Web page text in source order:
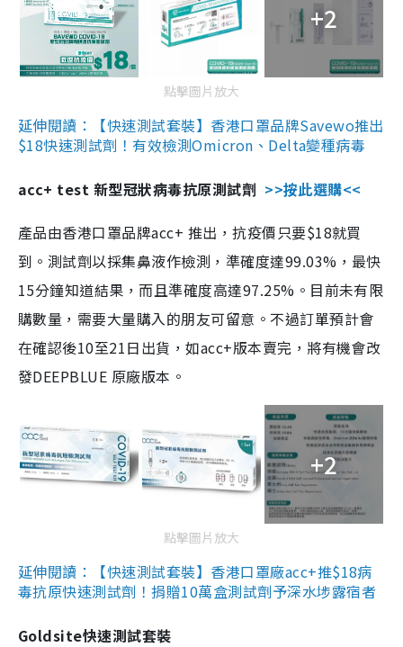
+2
點擊圖片放大
延伸閱讀：【快速測試套裝】香港口罩品牌Savewo推出
$18快速測試劑！有效檢測Omicron、Delta變種病毒
acc+ test 新型冠狀病毒抗原測試劑 >>按此選購<<
產品由香港口罩品牌acc+ 推出，抗疫價只要$18就買
到。測試劑以採集鼻液作檢測，準確度達99.03%，最快
15分鐘知道結果，而且準確度高達97.25%。目前未有限
購數量，需要大量購入的朋友可留意。不過訂單預計會
在確認後10至21日出貨，如acc+版本賣完，將有機會改
發DEEPBLUE 原廠版本。
+2
點擊圖片放大
延伸閱讀：【快速測試套裝】香港口罩廠acc+推$18病
毒抗原快速測試劑！捐贈10萬盒測試劑予深水埗露宿者
Goldsite快速測試套裝